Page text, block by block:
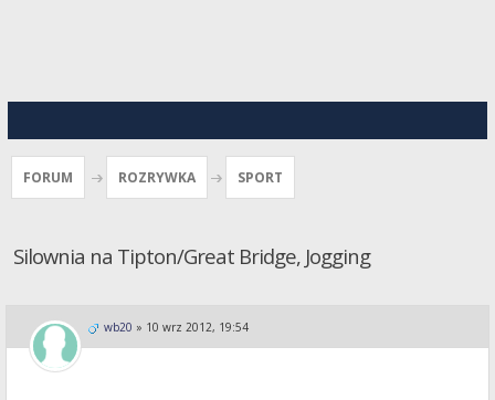
FORUM ROZRYWKA SPORT
Silownia na Tipton/Great Bridge, Jogging
wb20 » 10 wrz 2012, 19:54